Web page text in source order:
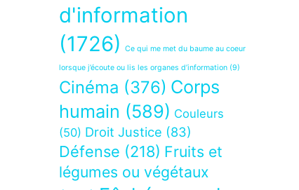
d'information
(1726)
Ce qui me met du baume au coeur
lorsque j’écoute ou lis les organes d’information (9)
Cinéma (376) Corps
humain (589) Couleurs
(50) Droit Justice (83)
Défense (218) Fruits et
légumes ou végétaux